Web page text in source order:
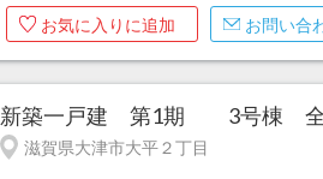
お気に入りに追加 お問い合
新築一戸建 第1期 3号棟 全3
滋賀県大津市大平２丁目